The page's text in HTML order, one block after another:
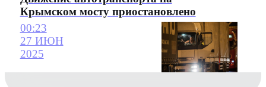
Крымском мосту приостановлено
00:23
27 ИЮН
2025